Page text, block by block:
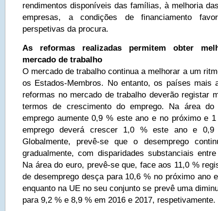
rendimentos disponíveis das famílias, à melhoria
empresas, a condições de financiamento
perspetivas da procura.
As reformas realizadas permitem obter
mercado de trabalho
O mercado de trabalho continua a melhorar a um
os Estados-Membros. No entanto, os países mais
reformas no mercado de trabalho deverão registar
termos de crescimento do emprego. Na área
emprego aumente 0,9 % este ano e no próximo e
emprego deverá crescer 1,0 % este ano e
Globalmente, prevê-se que o desemprego
gradualmente, com disparidades substanciais
Na área do euro, prevê-se que, face aos 11,0 %
de desemprego desça para 10,6 % no próximo ano
enquanto na UE no seu conjunto se prevê uma
para 9,2 % e 8,9 % em 2016 e 2017, respetivamente.